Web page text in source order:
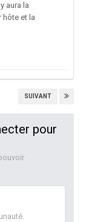
aura la
hôte et la
SUIVANT
pour